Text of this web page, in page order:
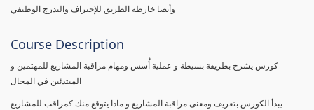
وأيضا خارطة الطريق للإحتراف والتدرج الوظيفي
Course Description
كورس يشرح بطريقة بسيطة و عملية أُسس ومهام مراقبة المشاريع للمهتمين و
المبتدئين في المجال
يبدأ الكورس بتعريف ومعنى مراقبة المشاريع و ماذا يتوقع منك كمراقب للمشاريع